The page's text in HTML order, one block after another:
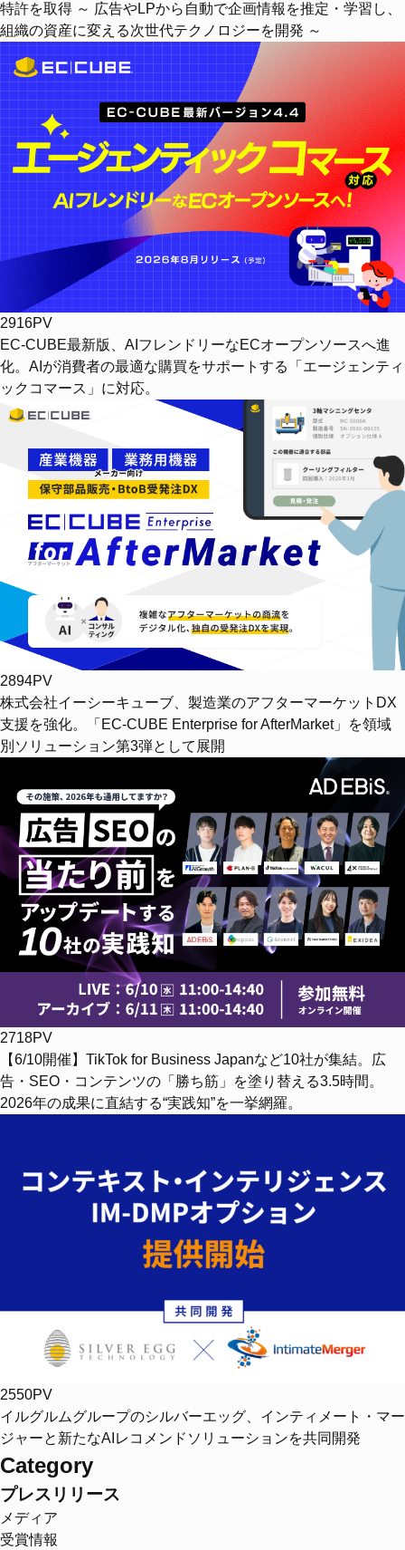
特許を取得 ～ 広告やLPから自動で企画情報を推定・学習し、
組織の資産に変える次世代テクノロジーを開発 ～
2916PV
EC-CUBE最新版、AIフレンドリーなECオープンソースへ進
化。AIが消費者の最適な購買をサポートする「エージェンティ
ックコマース」に対応。
2894PV
株式会社イーシーキューブ、製造業のアフターマーケットDX
支援を強化。「EC-CUBE Enterprise for AfterMarket」を領域
別ソリューション第3弾として展開
2718PV
【6/10開催】TikTok for Business Japanなど10社が集結。広
告・SEO・コンテンツの「勝ち筋」を塗り替える3.5時間。
2026年の成果に直結する“実践知”を一挙網羅。
2550PV
イルグルムグループのシルバーエッグ、インティメート・マー
ジャーと新たなAIレコメンドソリューションを共同開発
Category
プレスリリース
メディア
受賞情報